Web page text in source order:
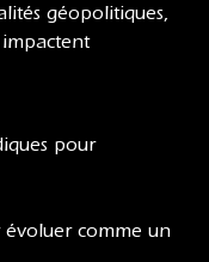
géopolitiques,
pour
comme un